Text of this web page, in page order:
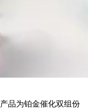
品为铂金催化双组份